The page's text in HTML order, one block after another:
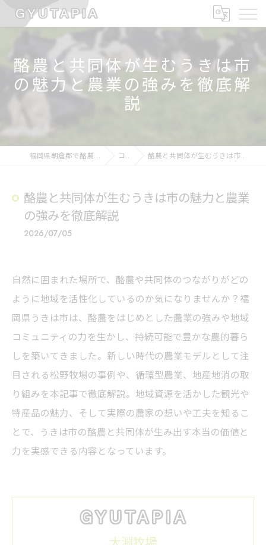
酪農と共同体が生むうきは市
の魅力と農業の強みを徹底解
説
福岡県朝倉郡で酪農の求人なら大淵牧場 コラム 酪農と共同体が生むうきは市の魅力と農業の強みを徹底解説
酪農と共同体が生むうきは市の魅力と農業
の強みを徹底解説
2026/07/05
自然に囲まれた場所で、酪農や共同体のつながりがどの
ように地域を活性化しているのか気になりませんか？福
岡県うきは市は、酪農をはじめとした農業の強みや地域
コミュニティの力を生かし、持続可能で豊かな農的暮ら
しを築いてきました。新しい時代の農業モデルとして注
目される松野牧場の事例や、循環型農業、地産地消の取
り組みを本記事で徹底解説。地域資源を活かした観光や
特産品の魅力、そして実際の農家の想いや工夫を知るこ
とで、うきは市の酪農と共同体が生み出す本当の価値と
力を実感できる内容となっています。